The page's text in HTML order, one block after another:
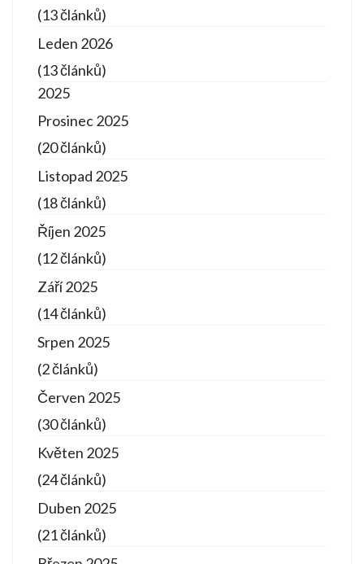
(13 článků)
Leden 2026
(13 článků)
2025
Prosinec 2025
(20 článků)
Listopad 2025
(18 článků)
Říjen 2025
(12 článků)
Září 2025
(14 článků)
Srpen 2025
(2 článků)
Červen 2025
(30 článků)
Květen 2025
(24 článků)
Duben 2025
(21 článků)